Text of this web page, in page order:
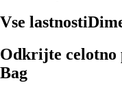
Vse lastnosti
Odkrijte celotno
Bag